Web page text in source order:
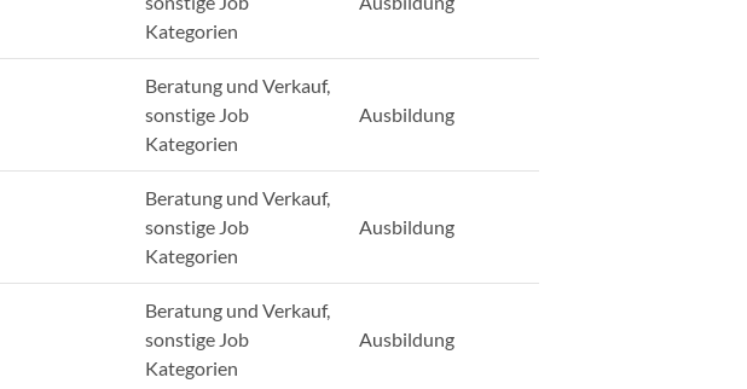
Kategorien
Beratung und Verkauf,
sonstige Job
Kategorien
Ausbildung
Beratung und Verkauf,
sonstige Job
Kategorien
Ausbildung
Beratung und Verkauf,
sonstige Job
Kategorien
Ausbildung